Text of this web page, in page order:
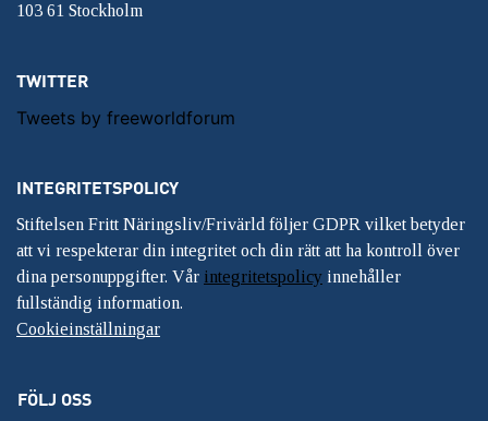
103 61 Stockholm
TWITTER
Tweets by freeworldforum
INTEGRITETSPOLICY
Stiftelsen Fritt Näringsliv/Frivärld följer GDPR vilket betyder
att vi respekterar din integritet och din rätt att ha kontroll över
dina personuppgifter. Vår integritetspolicy innehåller
fullständig information.
Cookieinställningar
FÖLJ OSS